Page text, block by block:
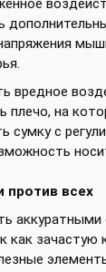
вредное
плечо, на
сумку с
всех
как зачастую